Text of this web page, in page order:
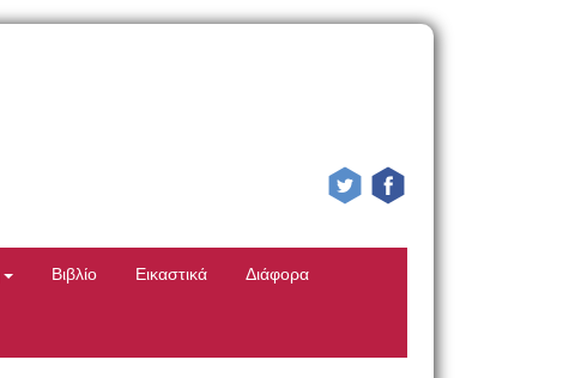
Βιβλίο Εικαστικά Διάφορα